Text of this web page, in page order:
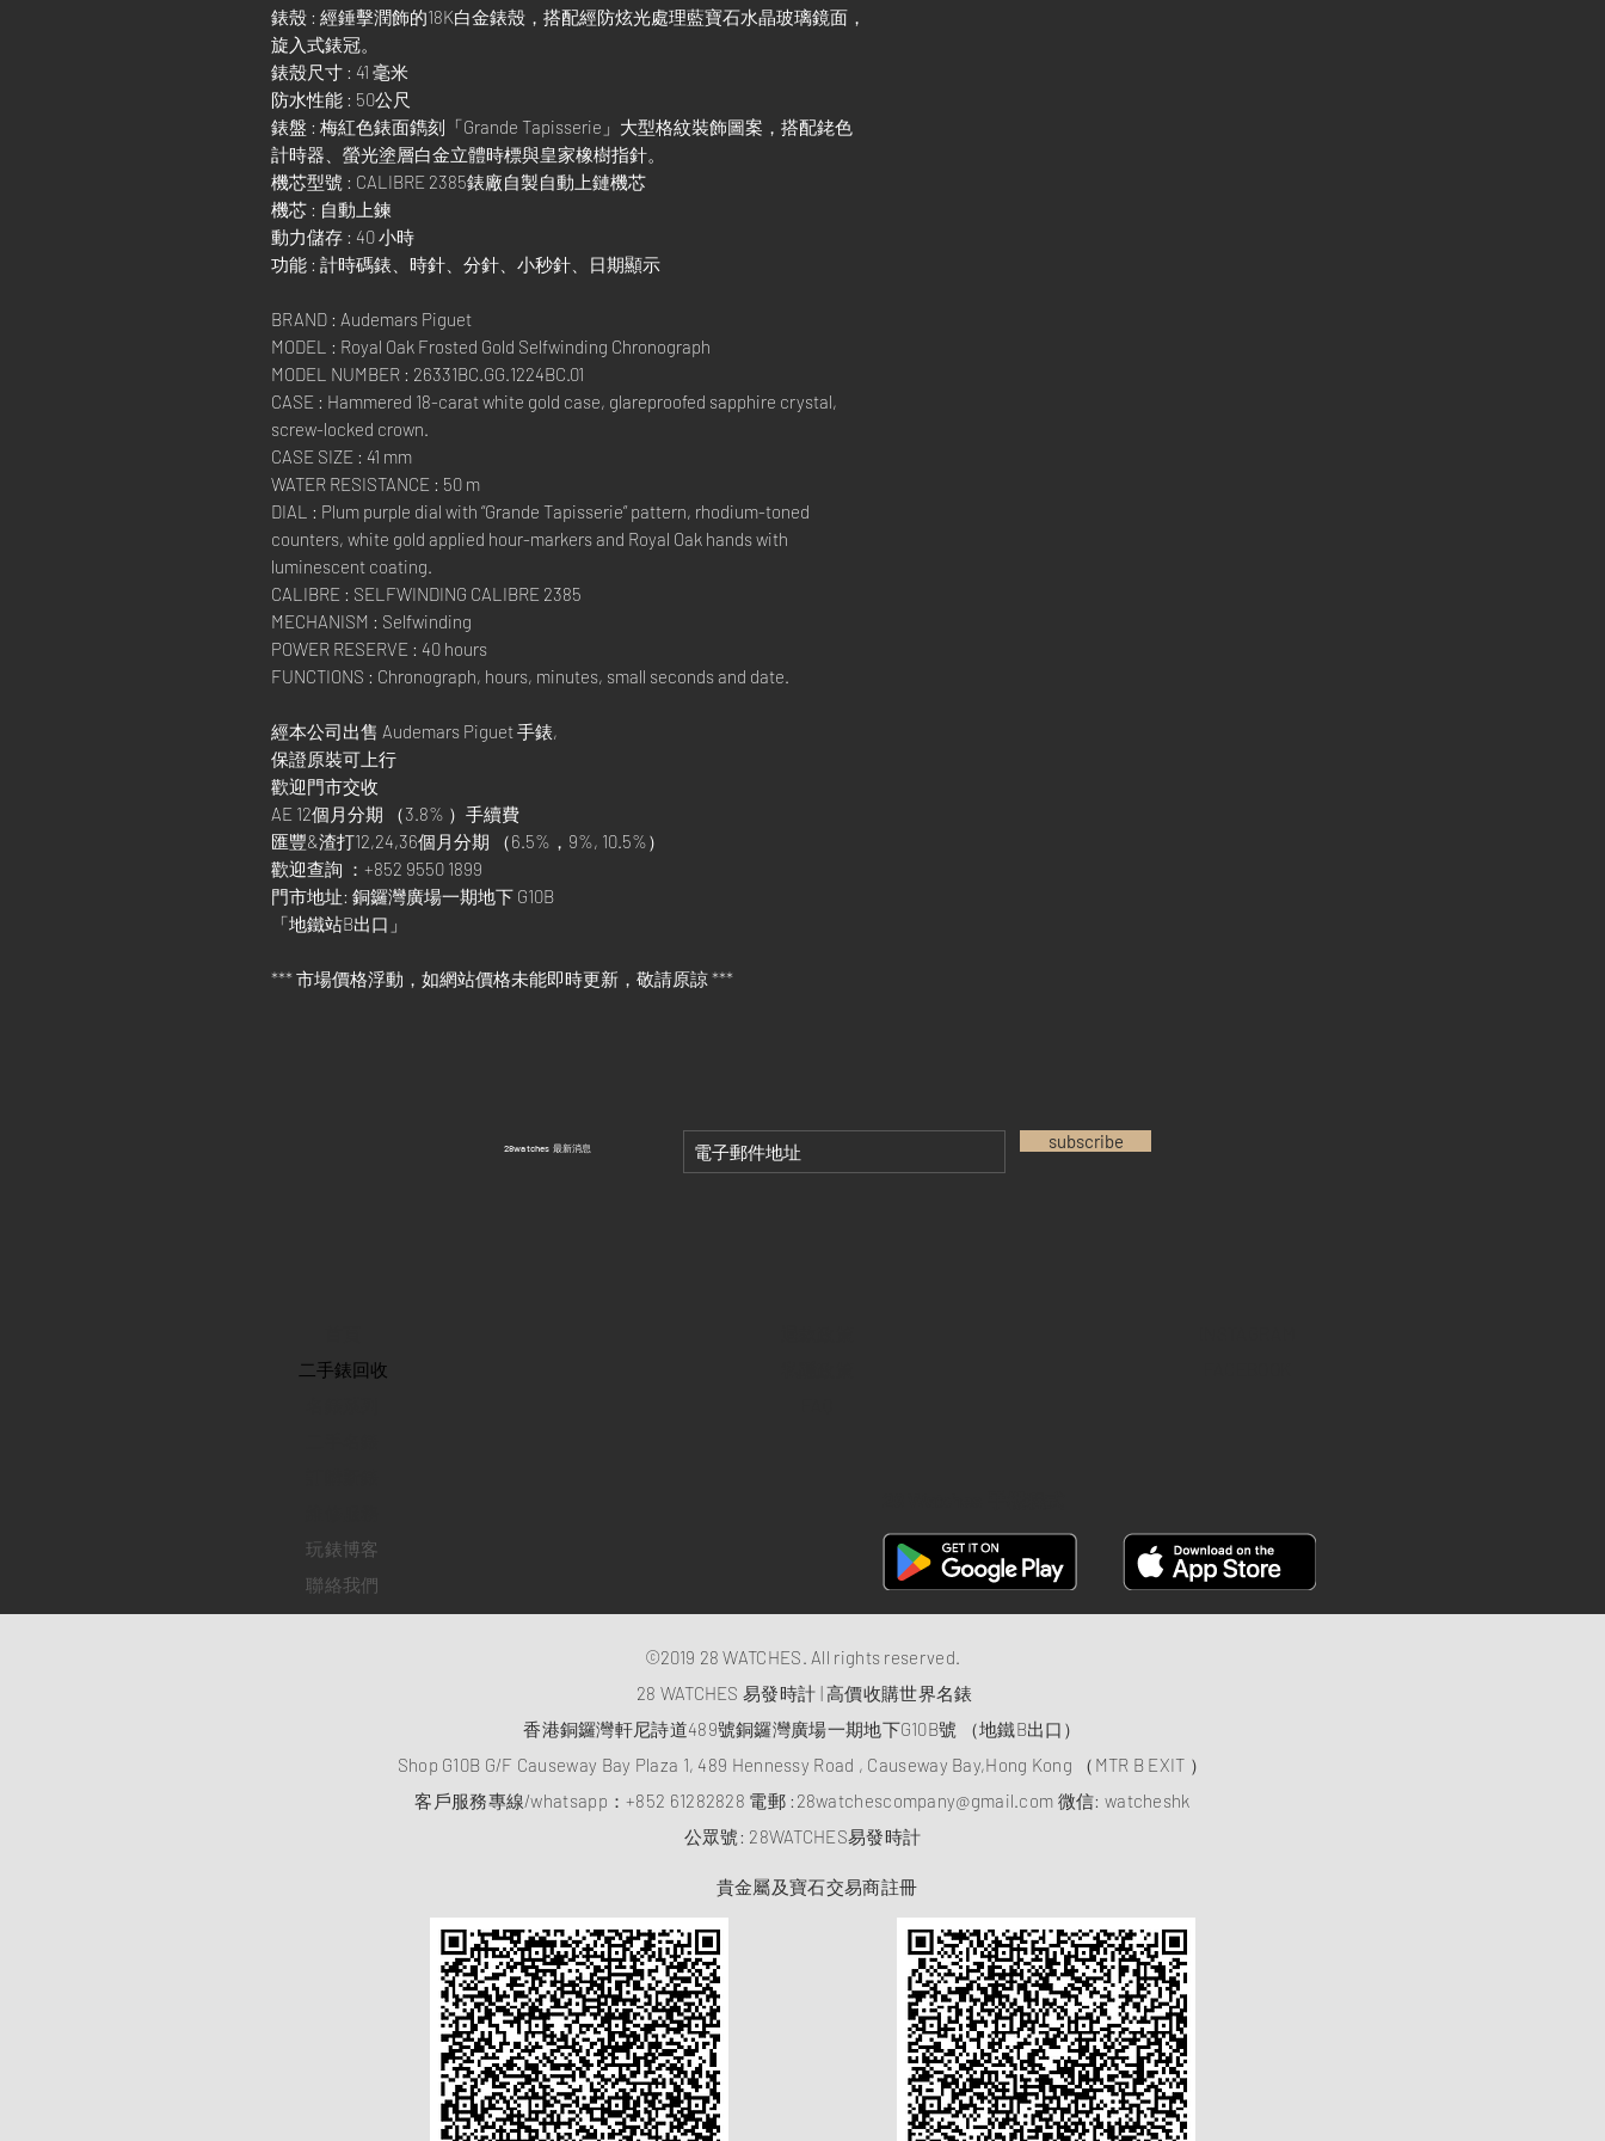
錶殼 : 經錘擊潤飾的18K白金錶殼，搭配經防炫光處理藍寶石水晶玻璃鏡面，
旋入式錶冠。
錶殼尺寸 : 41 毫米
防水性能 : 50公尺
錶盤 : 梅紅色錶面鐫刻「Grande Tapisserie」大型格紋裝飾圖案，搭配銠色
計時器、螢光塗層白金立體時標與皇家橡樹指針。
機芯型號 : CALIBRE 2385錶廠自製自動上鏈機芯
機芯 : 自動上鍊
動力儲存 : 40 小時
功能 : 計時碼錶、時針、分針、小秒針、日期顯示
BRAND : Audemars Piguet
MODEL : Royal Oak Frosted Gold Selfwinding Chronograph
MODEL NUMBER : 26331BC.GG.1224BC.01
CASE : Hammered 18-carat white gold case, glareproofed sapphire crystal,
screw-locked crown.
CASE SIZE : 41 mm
WATER RESISTANCE : 50 m
DIAL : Plum purple dial with “Grande Tapisserie” pattern, rhodium-toned
counters, white gold applied hour-markers and Royal Oak hands with
luminescent coating.
CALIBRE : SELFWINDING CALIBRE 2385
MECHANISM : Selfwinding
POWER RESERVE : 40 hours
FUNCTIONS : Chronograph, hours, minutes, small seconds and date.
經本公司出售 Audemars Piguet 手錶,
保證原裝可上行
歡迎門市交收
AE 12個月分期 （3.8% ）手續費
匯豐&渣打12,24,36個月分期 （6.5%，9%, 10.5%）
歡迎查詢 ：+852 9550 1899
門市地址: 銅鑼灣廣場一期地下 G10B
「地鐵站B出口」
*** 市場價格浮動，如網站價格未能即時更新，敬請原諒 ***
​28watches 最新消息 subscribe
​二手錶回收
玩錶博客
聯絡我們
©2019 28 WATCHES. All rights reserved.
28 WATCHES 易發時計 | 高價收購世界名錶
香港銅鑼灣軒尼詩道489號銅鑼灣廣場一期地下G10B號 （地鐵B出口）
Shop G10B G/F Causeway Bay Plaza 1, 489 Hennessy Road , Causeway Bay,Hong Kong （MTR B EXIT ）
客戶服務專線/whatsapp：+852 61282828 電郵 : 28watchescompany@gmail.com 微信: watcheshk
​公眾號: 28WATCHES易發時計
貴金屬及寶石交易商註冊